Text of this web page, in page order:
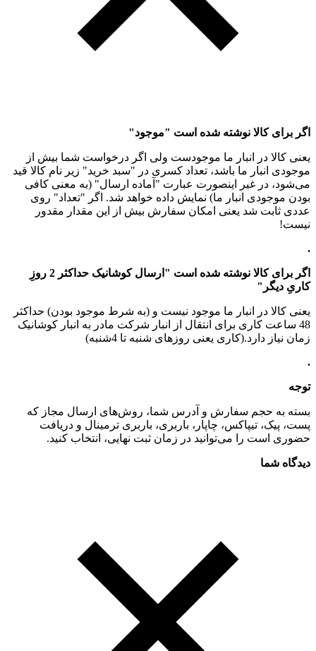
اگر برای کالا نوشته شده است "موجود"
یعنی کالا در انبار ما موجودست ولی اگر درخواست شما بیش از
موجودی انبار ما باشد، تعداد کسری در "سبد خرید" زیر نام کالا قید
می‌شود، در غیر اینصورت عبارت "آماده ارسال" (به معنی کافی
بودن موجودی انبار ما) نمایش داده خواهد شد. اگر "تعداد" روی
عددی ثابت شد یعنی امکان سفارش بیش از این مقدار مقدور
نیست!
.
اگر برای کالا نوشته شده است "ارسال کوشانیک حداکثر 2 روزِ
کاریِ دیگر"
یعنی کالا در انبار ما موجود نیست و (به شرط موجود بودن) حداکثر
48 ساعت کاری برای انتقال از انبار شرکت مادر به انبار کوشانیک
زمان نیاز دارد.(کاری یعنی روزهای شنبه تا 4شنبه)
.
توجه
بسته به حجم سفارش و آدرس شما، روش‌های ارسال مجاز که
پست، پیک، تیپاکس، چاپار، باربری، باربری ترمینال و دریافت
حضوری است را می‌توانید در زمان ثبت نهایی، انتخاب کنید.
دیدگاه شما